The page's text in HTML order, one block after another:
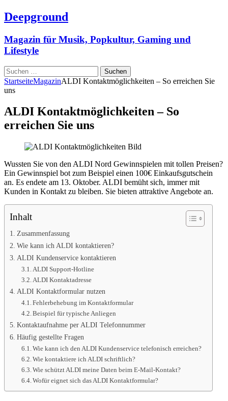
Deepground
Magazin für Musik, Popkultur, Gaming und
Lifestyle
Suchen
nach:
StartseiteMagazinALDI Kontaktmöglichkeiten – So erreichen Sie
uns
ALDI Kontaktmöglichkeiten – So
erreichen Sie uns
Wussten Sie von den ALDI Nord Gewinnspielen mit tollen Preisen?
Ein Gewinnspiel bot zum Beispiel einen 100€ Einkaufsgutschein
an. Es endete am 13. Oktober. ALDI bemüht sich, immer mit
Kunden in Kontakt zu bleiben. Sie bieten attraktive Angebote an.
Inhalt
Zusammenfassung
Wie kann ich ALDI kontaktieren?
ALDI Kundenservice kontaktieren
ALDI Support-Hotline
ALDI Kontaktadresse
ALDI Kontaktformular nutzen
Fehlerbehebung im Kontaktformular
Beispiel für typische Anliegen
Kontaktaufnahme per ALDI Telefonnummer
Häufig gestellte Fragen
Wie kann ich den ALDI Kundenservice telefonisch erreichen?
Wie kontaktiere ich ALDI schriftlich?
Wie schützt ALDI meine Daten beim E-Mail-Kontakt?
Wofür eignet sich das ALDI Kontaktformular?